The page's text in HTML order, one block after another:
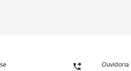
Ouvidoria